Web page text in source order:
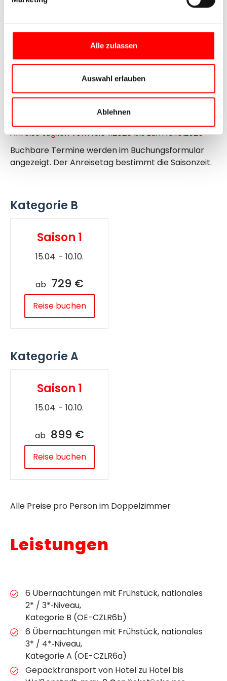
Alle zulassen
Auswahl erlauben
Ablehnen
schönen Erinnerungen im Gepäck treten Sie Ihre
Termine / Preise /
Leistungen
Saisonzeiten und Preise 2026
Anreise täglich vom 15.04.2026 bis zum 10.10.2026
Buchbare Termine werden im Buchungsformular
angezeigt. Der Anreisetag bestimmt die Saisonzeit.
Kategorie B
Saison 1
15.04. - 10.10.
ab 729 €
Reise buchen
Kategorie A
Saison 1
15.04. - 10.10.
ab 899 €
Reise buchen
Alle Preise pro Person im Doppelzimmer
Leistungen
6 Übernachtungen mit Frühstück, nationales
2* / 3*‐Niveau,
Kategorie B (OE-CZLR6b)
6 Übernachtungen mit Frühstück, nationales
3* / 4*‐Niveau,
Kategorie A (OE-CZLR6a)
Gepäcktransport von Hotel zu Hotel bis